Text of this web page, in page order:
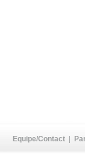
Equipe/Contact